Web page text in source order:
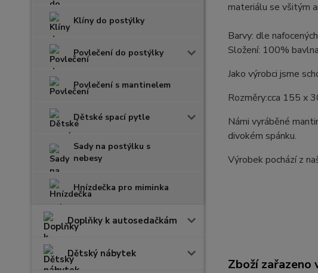
Klíny do postýlky
Povlečení do postýlky
Povlečení s mantinelem
Dětské spací pytle
Sady na postýlku s
nebesy
Hnízdečka pro miminka
Doplňky k autosedačkám
Dětský nábytek
materiálu se všitým
Barvy: dle
Složení: 100%
Jako výrobci jsme
Rozměry:cca 155 x
Námi vyráběné
divokém spánku.
Výrobek pochází z
Zboží zařazeno